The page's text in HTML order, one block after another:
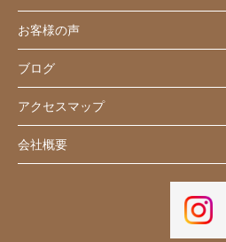
お客様の声
ブログ
アクセスマップ
会社概要